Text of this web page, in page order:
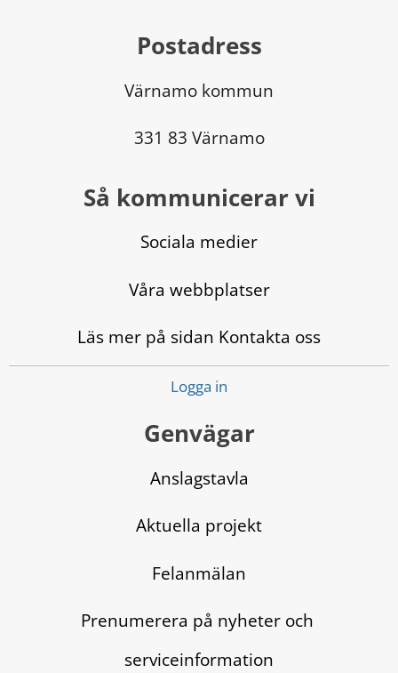
Postadress
Värnamo kommun
331 83 Värnamo
Så kommunicerar vi
Sociala medier
Våra webbplatser
Läs mer på sidan Kontakta oss
Logga in
Genvägar
Anslagstavla
Aktuella projekt
Felanmälan
Prenumerera på nyheter och
serviceinformation